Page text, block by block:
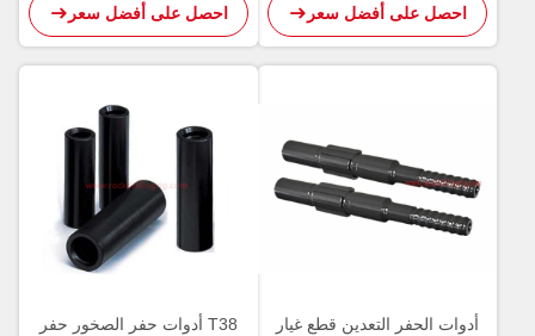
احصل على أفضل سعر
احصل على أفضل سعر
أدوات الحفر التعدين قطع غيار
T38 أدوات حفر الصخور حفر